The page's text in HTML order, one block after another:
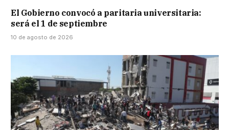
El Gobierno convocó a paritaria universitaria:
será el 1 de septiembre
10 de agosto de 2026